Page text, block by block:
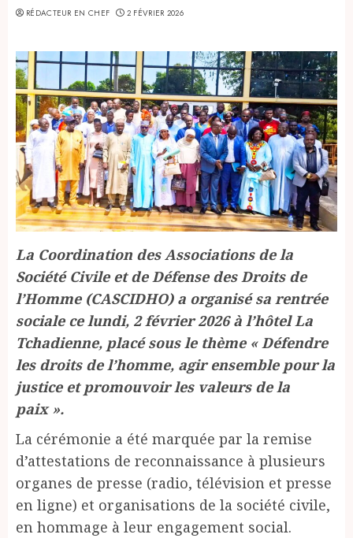
RÉDACTEUR EN CHEF 2 FÉVRIER 2026
La Coordination des Associations de la
Société Civile et de Défense des Droits de
l’Homme (CASCIDHO) a organisé sa rentrée
sociale ce lundi, 2 février 2026 à l’hôtel La
Tchadienne, placé sous le thème « Défendre
les droits de l’homme, agir ensemble pour la
justice et promouvoir les valeurs de la
paix ».
La cérémonie a été marquée par la remise
d’attestations de reconnaissance à plusieurs
organes de presse (radio, télévision et presse
en ligne) et organisations de la société civile,
en hommage à leur engagement social.